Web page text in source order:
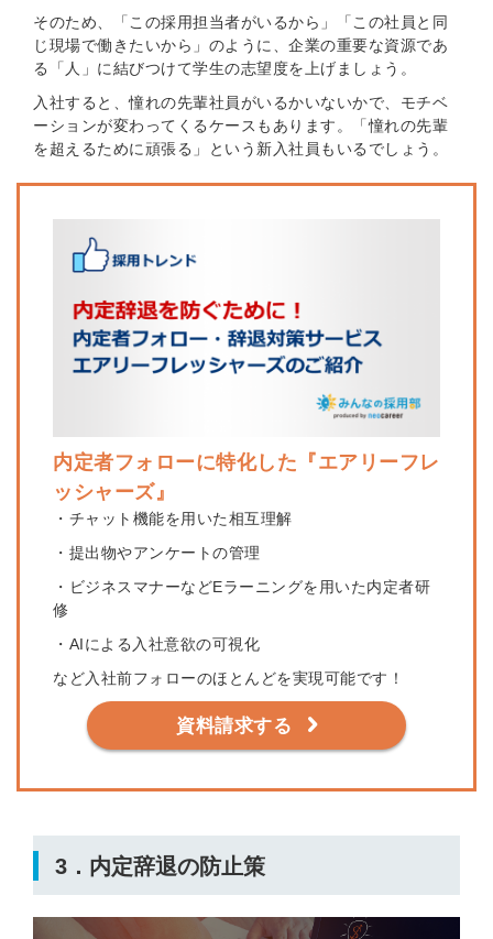
そのため、「この採用担当者がいるから」「この社員と同
じ現場で働きたいから」のように、企業の重要な資源であ
る「人」に結びつけて学生の志望度を上げましょう。
入社すると、憧れの先輩社員がいるかいないかで、モチベ
ーションが変わってくるケースもあります。「憧れの先輩
を超えるために頑張る」という新入社員もいるでしょう。
内定者フォローに特化した『エアリーフレ
ッシャーズ』
・チャット機能を用いた相互理解
・提出物やアンケートの管理
・ビジネスマナーなどEラーニングを用いた内定者研
修
・AIによる入社意欲の可視化
など入社前フォローのほとんどを実現可能です！
資料請求する
3．内定辞退の防止策
する
忘れですか？
許可なく投稿すること
※ログインIDとなります
利用規約と個人情報の取り扱い
登録する
みんなの採用部があなたの許可なく投稿すること
はありません